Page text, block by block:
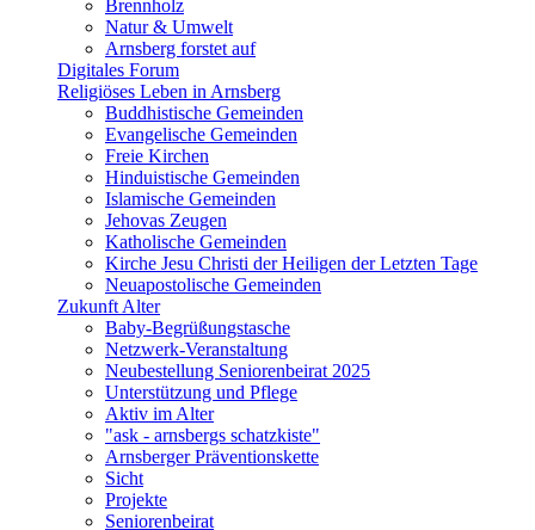
Brennholz
Natur & Umwelt
Arnsberg forstet auf
Digitales Forum
Religiöses Leben in Arnsberg
Buddhistische Gemeinden
Evangelische Gemeinden
Freie Kirchen
Hinduistische Gemeinden
Islamische Gemeinden
Jehovas Zeugen
Katholische Gemeinden
Kirche Jesu Christi der Heiligen der Letzten Tage
Neuapostolische Gemeinden
Zukunft Alter
Baby-Begrüßungstasche
Netzwerk-Veranstaltung
Neubestellung Seniorenbeirat 2025
Unterstützung und Pflege
Aktiv im Alter
"ask - arnsbergs schatzkiste"
Arnsberger Präventionskette
Sicht
Projekte
Seniorenbeirat